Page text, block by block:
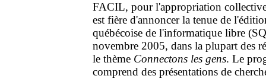
FACIL, pour l'appropriation
est fière d'annoncer la tenue de
québécoise de l'informatique libre
novembre 2005, dans la plupart des
le thème Connectons les gens. Le
comprend des présentations de